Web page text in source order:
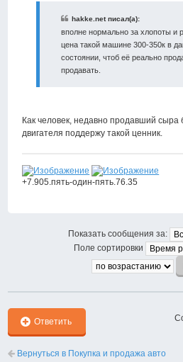
hakke.net писал(а):
вполне нормально за хлопоты и
цена такой машине 300-350к в
состоянии, чтоб её реально
продавать.
Как человек, недавно продавший сыра
двигателя поддержу такой ценник.
+7.905.пять-один-пять.76.35
Показать сообщения за:
Поле сортировки
Ответить
Вернуться в Покупка и продажа авто